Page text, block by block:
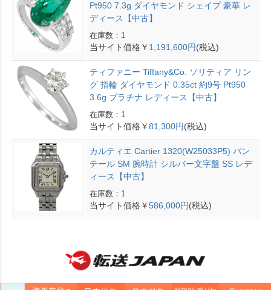
Pt950 7.3g ダイヤモンド シェイプ 豪華 レ
ディース【中古】
在庫数：1
当サイト価格￥ 1,191,600円(税込)
ティファニー Tiffany&Co. ソリティア リン
グ 指輪 ダイヤモンド 0.35ct 約9号 Pt950
3.6g プラチナ レディース【中古】
在庫数：1
当サイト価格￥81,300円(税込)
カルティエ Cartier 1320(W25033P5) パン
テール SM 腕時計 シルバー文字盤 SS レデ
ィース【中古】
在庫数：1
当サイト価格￥586,000円(税込)